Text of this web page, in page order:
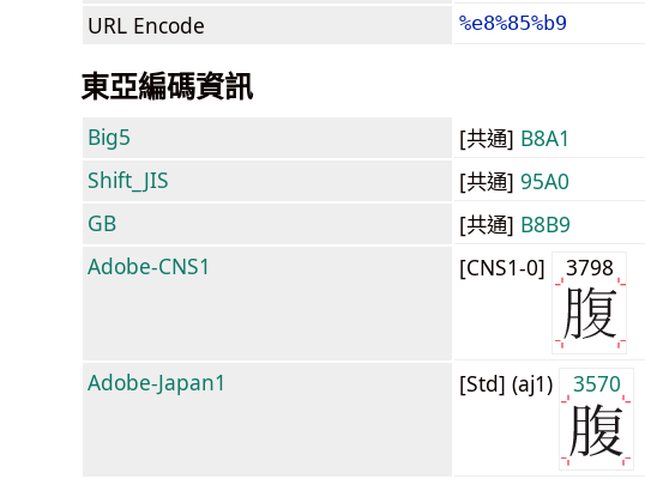
URL Encode %e8%85%b9
東亞編碼資訊
Big5 [共通] B8A1
Shift_JIS
[共通] 95A0
GB
[共通] B8B9
Adobe-CNS1
[CNS1-0] 3798
Adobe-Japan1 [Std] (aj1) 3570